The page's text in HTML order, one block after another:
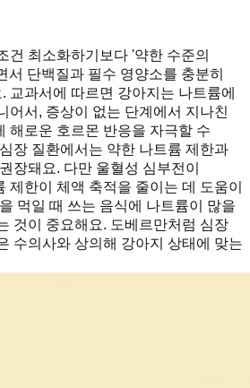
건 최소화하기보다 '약한 수준의
서 단백질과 필수 영양소를 충분히
교과서에 따르면 강아지는 나트륨에
어서, 증상이 없는 단계에서 지나친
해로운 호르몬 반응을 자극할 수
장 질환에서는 약한 나트륨 제한과
장돼요. 다만 울혈성 심부전이
제한이 체액 축적을 줄이는 데 도움이
먹일 때 쓰는 음식에 나트륨이 많을
것이 중요해요. 도베르만처럼 심장
수의사와 상의해 강아지 상태에 맞는